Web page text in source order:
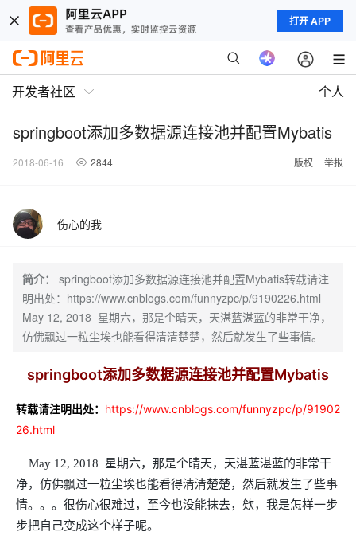
打开 APP
开发者社区 个人
springboot添加多数据源连接池并配置Mybatis
2018-06-16 2844 版权 举报
伤心的我
简介：
springboot添加多数据源连接池并配置Mybatis转载请注
明出处：https://www.cnblogs.com/funnyzpc/p/9190226.html
May 12, 2018 星期六，那是个晴天，天湛蓝湛蓝的非常干净，
仿佛飘过一粒尘埃也能看得清清楚楚，然后就发生了些事情。
springboot添加多数据源连接池并配置Mybatis
转载请注明出处： https://www.cnblogs.com/funnyzpc/p/91902
26.html
May 12, 2018 星期六，那是个晴天，天湛蓝湛蓝的非常干
净，仿佛飘过一粒尘埃也能看得清清楚楚，然后就发生了些事
情。。。很伤心很难过，至今也没能抹去，欸，我是怎样一步
步把自己变成这个样子呢。